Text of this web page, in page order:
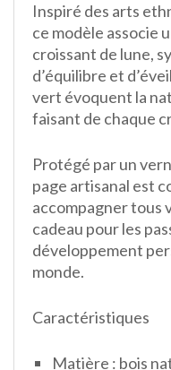
Inspiré des arts
ce modèle associe
croissant de lune,
d’équilibre et
vert évoquent la
faisant de chaque
Protégé par un
page artisanal est
accompagner tous
cadeau pour les
développement
monde.
Caractéristiques
Matière : bois